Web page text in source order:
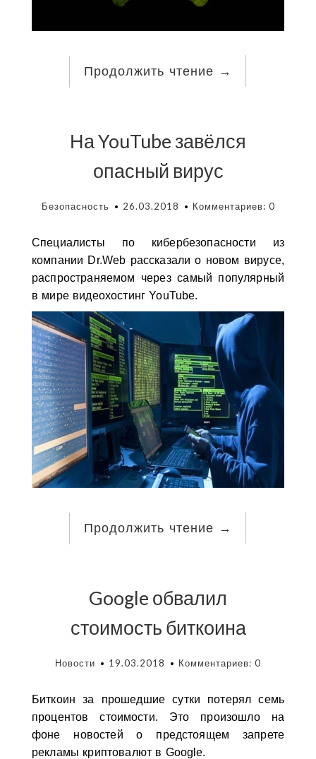
Продолжить чтение →
На YouTube завёлся
опасный вирус
Безопасность 26.03.2018 Комментариев: 0
Специалисты по кибербезопасности из
компании Dr.Web рассказали о новом вирусе,
распространяемом через самый популярный
в мире видеохостинг YouTube.
Продолжить чтение →
Google обвалил
стоимость биткоина
Новости 19.03.2018 Комментариев: 0
Биткоин за прошедшие сутки потерял семь
процентов стоимости. Это произошло на
фоне новостей о предстоящем запрете
рекламы криптовалют в Google.